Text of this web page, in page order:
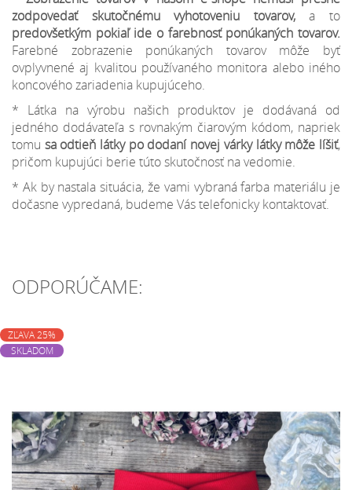
zodpovedať skutočnému vyhotoveniu tovarov,a to
predovšetkým pokiaľ ide o farebnosť ponúkaných tovarov.
Farebné zobrazenie ponúkaných tovarov môže byť
ovplyvnené aj kvalitou používaného monitora alebo iného
koncového zariadenia kupujúceho.
* Látka na výrobu našich produktov je dodávaná od
jedného dodávateľa s rovnakým čiarovým kódom, napriek
tomu sa odtieň látky po dodaní novej várky látky môže líšiť,
pričom kupujúci berie túto skutočnosť na vedomie.
* Ak by nastala situácia, že vami vybraná farba materiálu je
dočasne vypredaná, budeme Vás telefonicky kontaktovať.
ODPORÚČAME:
ZĽAVA 25%
SKLADOM